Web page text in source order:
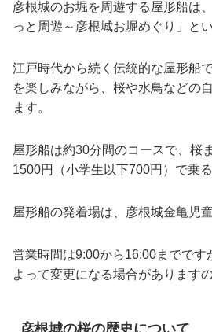
彦根城のお堀を周遊する屋形船は
っと周遊～彦根城お堀めぐり」と
江戸時代から続く伝統的な屋形船
を楽しみながら、桜や水鳥などの
ます。
屋形船は約30分間のコースで、桜
1500円（小学生以下700円）で乗
屋形船の発着場は、彦根城金亀児
営業時間は9:00から16:00までです
よって変更になる場合があります
彦根城の桜の歴史について